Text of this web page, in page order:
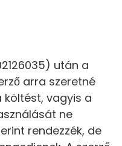
után a
arra szeretné
költést, vagyis a
ne
rendezzék, de